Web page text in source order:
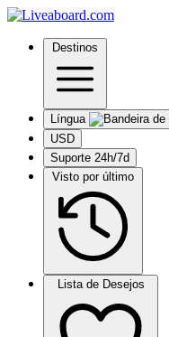
Destinos
Língua
USD
Suporte 24h/7d
Visto por último
Lista de Desejos